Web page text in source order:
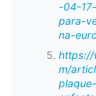
-04-
para-
na-
https://
m/